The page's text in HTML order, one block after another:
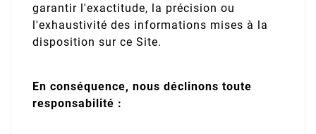
garantir l'exactitude, la précision ou
l'exhaustivité des informations mises à la
disposition sur ce Site.
En conséquence, nous déclinons toute
responsabilité :